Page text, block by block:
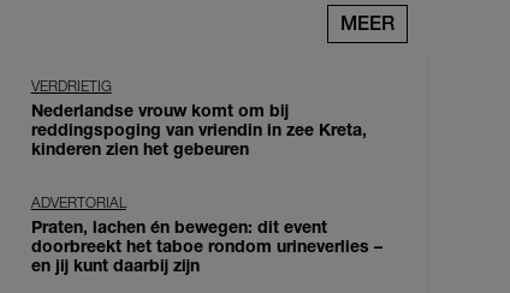
MEER
VERDRIETIG
Nederlandse vrouw komt om bij
reddingspoging van vriendin in zee Kreta,
kinderen zien het gebeuren
ADVERTORIAL
Praten, lachen én bewegen: dit event
doorbreekt het taboe rondom urineverlies –
en jij kunt daarbij zijn